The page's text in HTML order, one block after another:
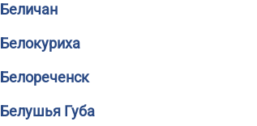
Беличан
Белокуриха
Белореченск
Белушья Губа